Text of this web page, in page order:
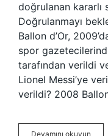
doğrulanan kararlı
Doğrulanmayı
Ballon d’Or,
spor
tarafından verildi
Lionel Messi’ye
verildi? 2008
Devamını okuyun